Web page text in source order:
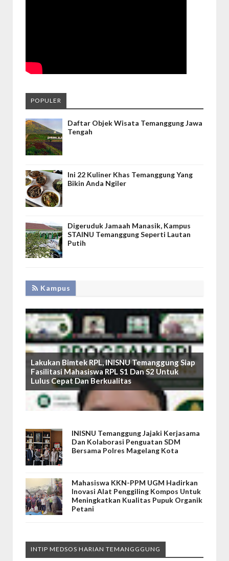
POPULER
Daftar Objek Wisata Temanggung Jawa
Tengah
Ini 22 Kuliner Khas Temanggung Yang
Bikin Anda Ngiler
Digeruduk Jamaah Manasik, Kampus
STAINU Temanggung Seperti Lautan
Putih
Kampus
Lakukan Bimtek RPL, INISNU Temanggung Siap
Fasilitasi Mahasiswa RPL S1 Dan S2 Untuk
Lulus Cepat Dan Berkualitas
INISNU Temanggung Jajaki Kerjasama
Dan Kolaborasi Penguatan SDM
Bersama Polres Magelang Kota
Mahasiswa KKN-PPM UGM Hadirkan
Inovasi Alat Penggiling Kompos Untuk
Meningkatkan Kualitas Pupuk Organik
Petani
INTIP MEDSOS HARIAN TEMANGGGUNG